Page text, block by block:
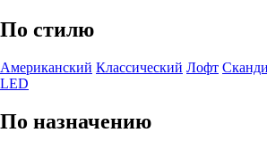
По стилю
Американский Классический Лофт
LED
По назначению